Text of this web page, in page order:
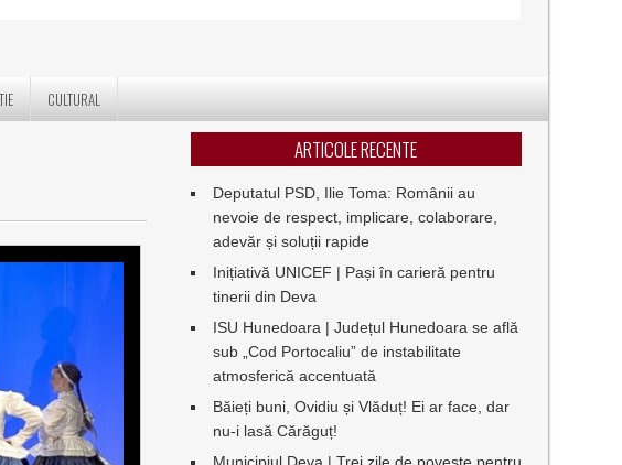
CULTURAL
ARTICOLE RECENTE
Deputatul PSD, Ilie Toma: Românii au
nevoie de respect, implicare, colaborare,
adevăr și soluții rapide
Inițiativă UNICEF | Pași în carieră pentru
tinerii din Deva
ISU Hunedoara | Județul Hunedoara se află
sub „Cod Portocaliu” de instabilitate
atmosferică accentuată
Băieți buni, Ovidiu și Vlăduț! Ei ar face, dar
nu-i lasă Cărăguț!